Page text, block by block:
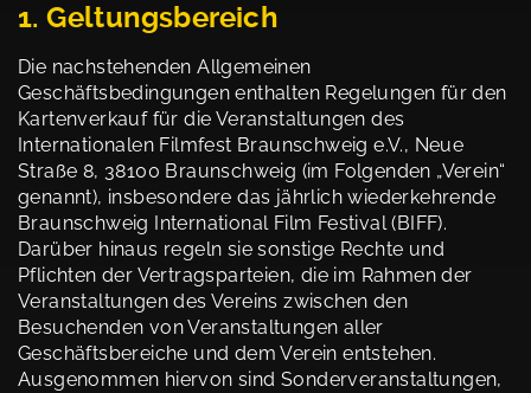
1. Geltungsbereich
Die nachstehenden Allgemeinen
Geschäftsbedingungen enthalten Regelungen für den
Kartenverkauf für die Veranstaltungen des
Internationalen Filmfest Braunschweig e.V., Neue
Straße 8, 38100 Braunschweig (im Folgenden „Verein“
genannt), insbesondere das jährlich wiederkehrende
Braunschweig International Film Festival (BIFF).
Darüber hinaus regeln sie sonstige Rechte und
Pflichten der Vertragsparteien, die im Rahmen der
Veranstaltungen des Vereins zwischen den
Besuchenden von Veranstaltungen aller
Geschäftsbereiche und dem Verein entstehen.
Ausgenommen hiervon sind Sonderveranstaltungen,